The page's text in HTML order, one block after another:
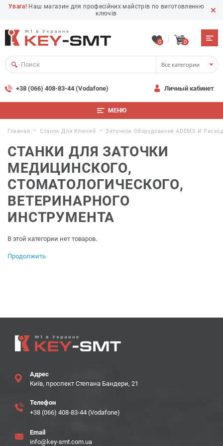
Увага! Наш магазин для професійних майстрів по виготовленню
ключів
0 0
Все категории
+38 (066) 408-83-44 (Vodafone) Личный кабинет
МЕНЮ
Главная Станок Для Ключей Заточное Оборудование ADEMS И
СТАНКИ ДЛЯ ЗАТОЧКИ
МЕДИЦИНСКОГО,
СТОМАТОЛОГИЧЕСКОГО,
ВЕТЕРИНАРНОГО
ИНСТРУМЕНТА
В этой категории нет товаров.
Продолжить
Адрес
Київ, проспект Степана Бандери, 21
Телефон
+38 (066) 408-83-44 (Vodafone)
Email
info@key-smt.com.ua